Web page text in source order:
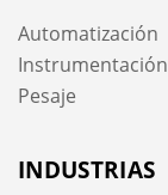
Automatización
Instrumentación
Pesaje
INDUSTRIAS